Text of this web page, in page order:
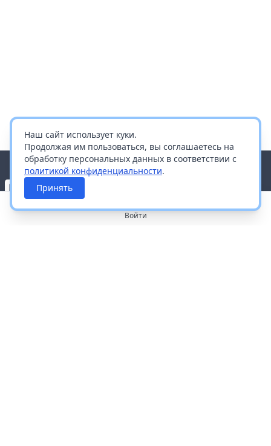
Наш сайт использует куки.
Продолжая им пользоваться, вы соглашаетесь на
обработку персональных данных в соответствии с
политикой конфиденциальности.
Принять
Войти